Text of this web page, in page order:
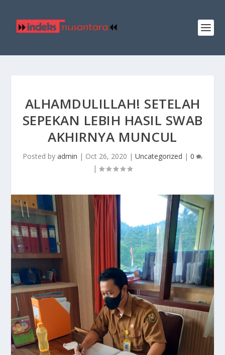
ALHAMDULILLAH! SETELAH
SEPEKAN LEBIH HASIL SWAB
AKHIRNYA MUNCUL
Posted by admin | Oct 26, 2020 | Uncategorized | 0
|